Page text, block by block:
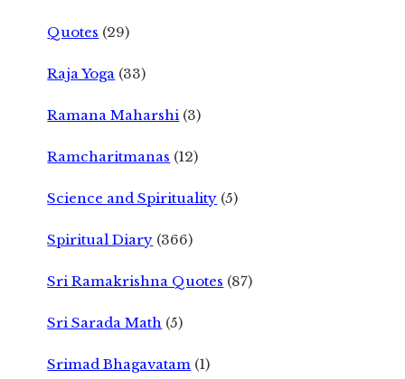
Quotes (29)
Raja Yoga (33)
Ramana Maharshi (3)
Ramcharitmanas (12)
Science and Spirituality (5)
Spiritual Diary (366)
Sri Ramakrishna Quotes (87)
Sri Sarada Math (5)
Srimad Bhagavatam (1)